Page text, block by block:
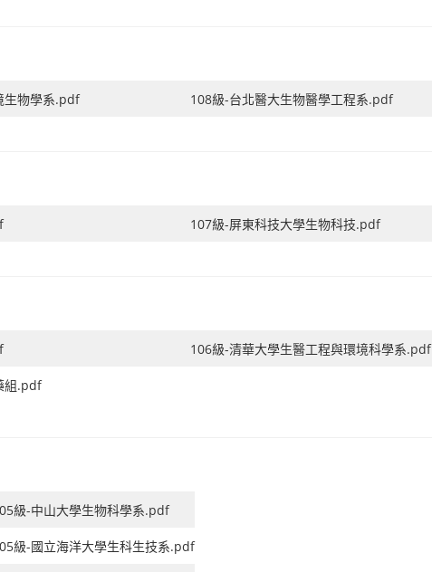
生物學系.pdf 108級-台北醫大生物醫學工程系.pdf
107級-屏東科技大學生物科技.pdf
106級-清華大學生醫工程與環境科學系.pdf
組.pdf
級-中山大學生物科學系.pdf
級-國立海洋大學生科生技系.pdf